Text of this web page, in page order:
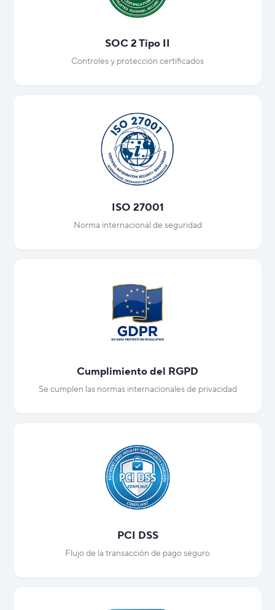
SOC 2 Tipo II
Controles y protección certificados
ISO 27001
Norma internacional de seguridad
Cumplimiento del RGPD
Se cumplen las normas internacionales de privacidad
PCI DSS
Flujo de la transacción de pago seguro